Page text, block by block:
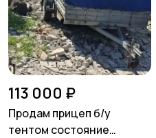
113 000 ₽
Продам прицеп б/у
тентом состояние